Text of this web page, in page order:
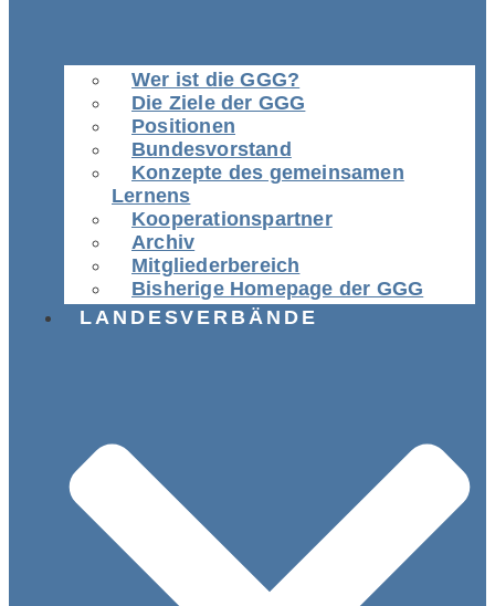
Wer ist die GGG?
Die Ziele der GGG
Positionen
Bundesvorstand
Konzepte des gemeinsamen
Lernens
Kooperationspartner
Archiv
Mitgliederbereich
Bisherige Homepage der GGG
LANDESVERBÄNDE